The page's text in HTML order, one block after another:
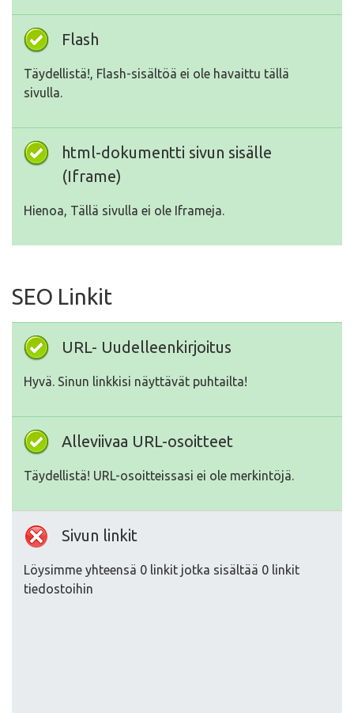
Flash
Täydellistä!, Flash-sisältöä ei ole havaittu tällä
sivulla.
html-dokumentti sivun sisälle
(Iframe)
Hienoa, Tällä sivulla ei ole Iframeja.
SEO Linkit
URL- Uudelleenkirjoitus
Hyvä. Sinun linkkisi näyttävät puhtailta!
Alleviivaa URL-osoitteet
Täydellistä! URL-osoitteissasi ei ole merkintöjä.
Sivun linkit
Löysimme yhteensä 0 linkit jotka sisältää 0 linkit
tiedostoihin